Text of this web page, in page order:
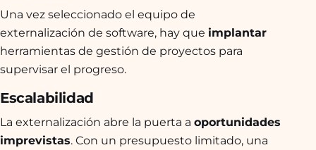
Una vez seleccionado el equipo de
externalización de software, hay que implantar
herramientas de gestión de proyectos para
supervisar el progreso.
Escalabilidad
La externalización abre la puerta a oportunidades
imprevistas. Con un presupuesto limitado, una